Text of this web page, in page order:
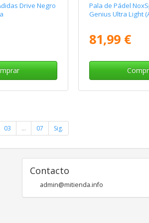
Drive Negro
Pala de Pádel
Genius Ultra Light
81,99 €
03 ... 07 Sig.
Contacto
admin@mitienda.info